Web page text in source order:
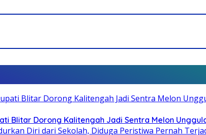
Blitar Dorong Kalitengah Jadi Sentra Melon